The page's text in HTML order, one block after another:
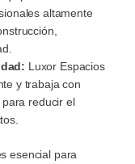
altamente
Luxor Espacios
y trabaja con
reducir el
esencial para